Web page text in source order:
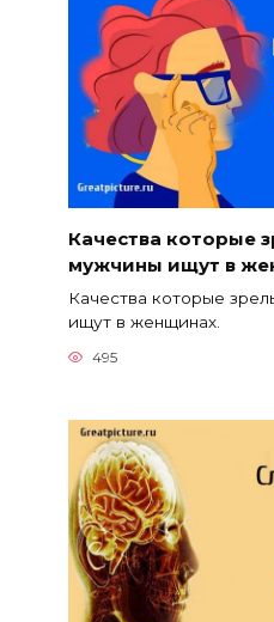
Качества которые
мужчины ищут в
Качества которые
ищут в женщинах.
495